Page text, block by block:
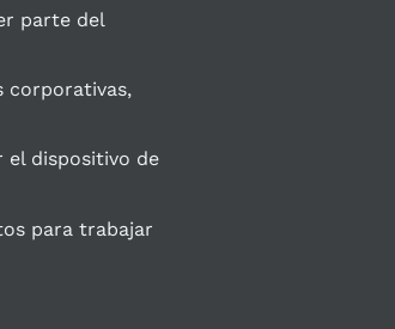
parte del
corporativas,
el dispositivo de
para trabajar